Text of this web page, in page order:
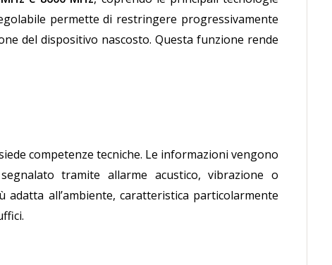
permette di restringere progressivamente
del dispositivo nascosto. Questa funzione rende
competenze tecniche. Le informazioni vengono
tramite allarme acustico, vibrazione o
adatta all’ambiente, caratteristica particolarmente